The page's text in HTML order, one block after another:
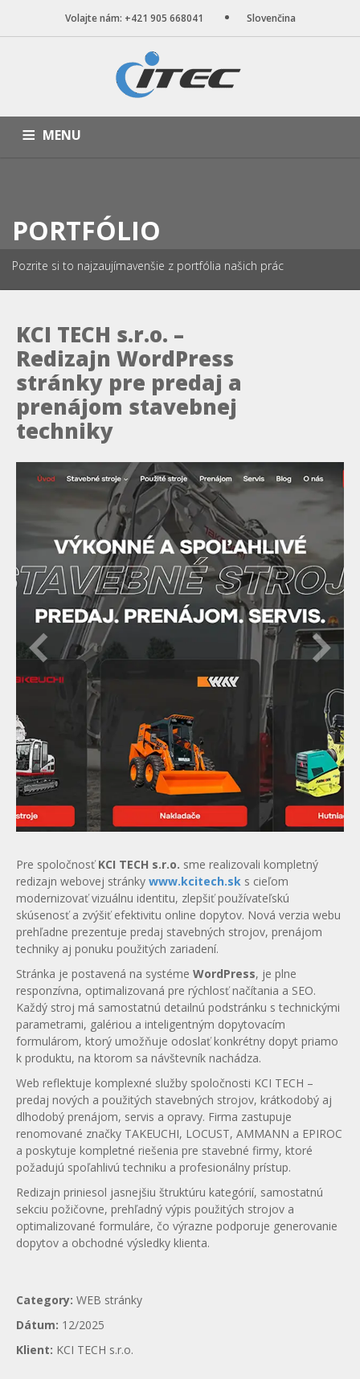
Volajte nám: +421 905 668041 Slovenčina
MENU
PORTFÓLIO
Pozrite si to najzaujímavenšie z portfólia našich prác
KCI TECH s.r.o. –
Redizajn WordPress
stránky pre predaj a
prenájom stavebnej
techniky
Pre spoločnosťKCI TECH s.r.o. sme realizovali kompletný
redizajn webovej stránky www.kcitech.sk s cieľom
modernizovať vizuálnu identitu, zlepšiť používateľskú
skúsenosť a zvýšiť efektivitu online dopytov. Nová verzia webu
prehľadne prezentuje predaj stavebných strojov, prenájom
techniky aj ponuku použitých zariadení.
Stránka je postavená na systéme WordPress, je plne
responzívna, optimalizovaná pre rýchlosť načítania a SEO.
Každý stroj má samostatnú detailnú podstránku s technickými
parametrami, galériou a inteligentným dopytovacím
formulárom, ktorý umožňuje odoslať konkrétny dopyt priamo
k produktu, na ktorom sa návštevník nachádza.
Web reflektuje komplexné služby spoločnosti KCI TECH –
predaj nových a použitých stavebných strojov, krátkodobý aj
dlhodobý prenájom, servis a opravy. Firma zastupuje
renomované značky TAKEUCHI, LOCUST, AMMANN a EPIROC
a poskytuje kompletné riešenia pre stavebné firmy, ktoré
požadujú spoľahlivú techniku a profesionálny prístup.
Redizajn priniesol jasnejšiu štruktúru kategórií, samostatnú
sekciu požičovne, prehľadný výpis použitých strojov a
optimalizované formuláre, čo výrazne podporuje generovanie
dopytov a obchodné výsledky klienta.
Category: WEB stránky
Dátum: 12/2025
Klient: KCI TECH s.r.o.